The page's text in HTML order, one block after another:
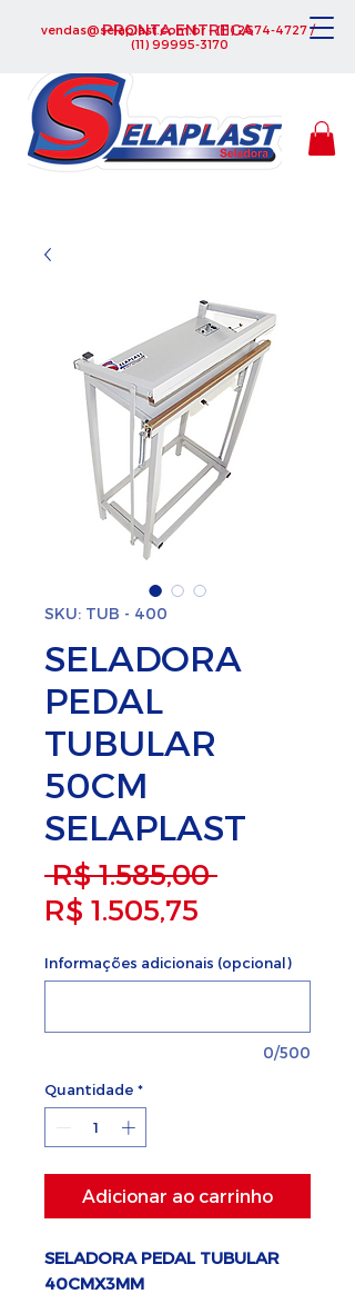
PRONTA ENTREGA
vendas@selaplast.com.br-(11) 2674-4727/
(11) 99995-3170
SKU: TUB - 400
SELADORA
PEDAL
TUBULAR
50CM
SELAPLAST
R$ 1.585,00 Preço
R$ 1.505,75
Informações adicionais (opcional)
0/500
Quantidade *
Adicionar ao carrinho
SELADORA PEDAL TUBULAR
40CMX3MM